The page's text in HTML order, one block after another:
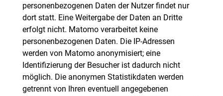
personenbezogenen Daten der Nutzer findet nur
dort statt. Eine Weitergabe der Daten an Dritte
erfolgt nicht. Matomo verarbeitet keine
personenbezogenen Daten. Die IP-Adressen
werden von Matomo anonymisiert; eine
Identifizierung der Besucher ist dadurch nicht
möglich. Die anonymen Statistikdaten werden
getrennt von Ihren eventuell angegebenen